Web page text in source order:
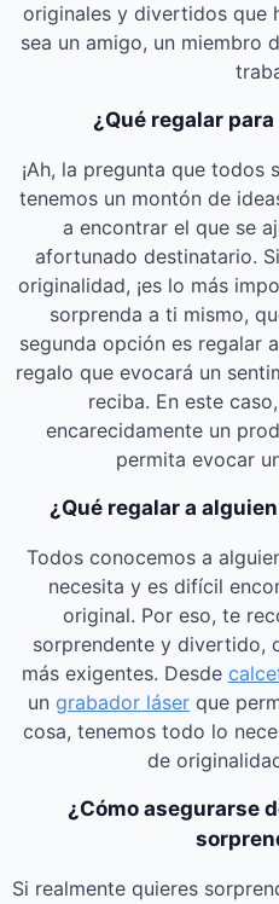
originales y divertidos que
sea un amigo, un miembro
¿Qué regalar
¡Ah, la pregunta que todos
tenemos un montón de
a encontrar el que se
afortunado destinatario.
originalidad, ¡es lo más
sorprenda a ti mismo,
segunda opción es regalar
regalo que evocará un
reciba. En este
encarecidamente un
permita evocar
¿Qué regalar a
Todos conocemos a
necesita y es difícil
original. Por eso, te
sorprendente y divertido,
más exigentes. Desde
un grabador láser que
cosa, tenemos todo lo
de
¿Cómo asegurarse
Si realmente quieres